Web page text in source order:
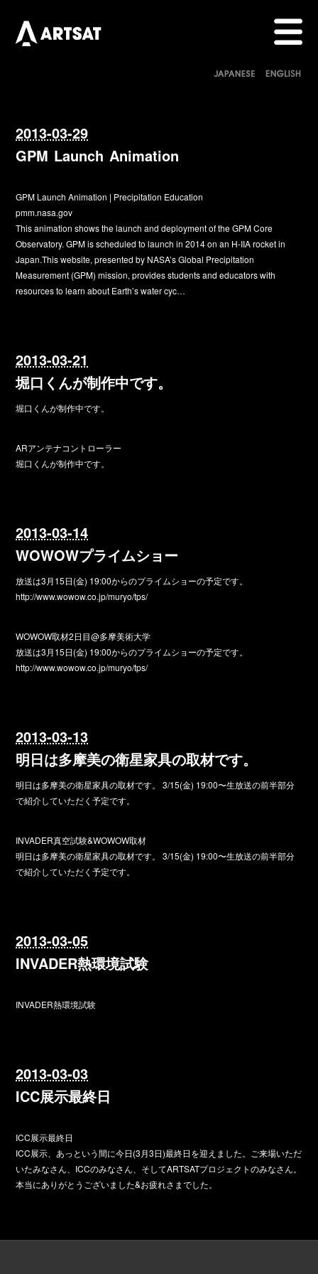
2013-03-29
GPM Launch Animation
GPM Launch Animation | Precipitation Education
pmm.nasa.gov
This animation shows the launch and deployment of the GPM Core
Observatory. GPM is scheduled to launch in 2014 on an H-IIA rocket in
Japan.This website, presented by NASA’s Global Precipitation
Measurement (GPM) mission, provides students and educators with
resources to learn about Earth’s water cyc…
2013-03-21
堀口くんが制作中です。
堀口くんが制作中です。
ARアンテナコントローラー
堀口くんが制作中です。
2013-03-14
WOWOWプライムショー
放送は3月15日(金) 19:00からのプライムショーの予定です。
http://www.wowow.co.jp/muryo/tps/
WOWOW取材2日目@多摩美術大学
放送は3月15日(金) 19:00からのプライムショーの予定です。
http://www.wowow.co.jp/muryo/tps/
2013-03-13
明日は多摩美の衛星家具の取材です。
明日は多摩美の衛星家具の取材です。 3/15(金) 19:00〜生放送の前半部分
で紹介していただく予定です。
INVADER真空試験&WOWOW取材
明日は多摩美の衛星家具の取材です。 3/15(金) 19:00〜生放送の前半部分
で紹介していただく予定です。
2013-03-05
INVADER熱環境試験
INVADER熱環境試験
2013-03-03
ICC展示最終日
ICC展示最終日
ICC展示、あっという間に今日(3月3日)最終日を迎えました。ご来場いただ
いたみなさん、ICCのみなさん、そしてARTSATプロジェクトのみなさん。
本当にありがとうございました&お疲れさまでした。